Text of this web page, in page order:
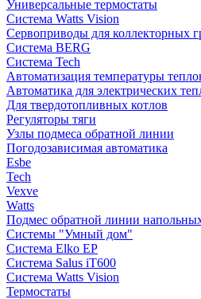
Универсальные термостаты
Система Watts Vision
Сервоприводы для коллекторных
Система BERG
Система Tech
Автоматизация температуры
Автоматика для электрических
Для твердотопливных котлов
Регуляторы тяги
Узлы подмеса обратной линии
Погодозависимая автоматика
Esbe
Tech
Vexve
Watts
Подмес обратной линии
Системы "Умный дом"
Система Elko EP
Система Salus iT600
Система Watts Vision
Термостаты